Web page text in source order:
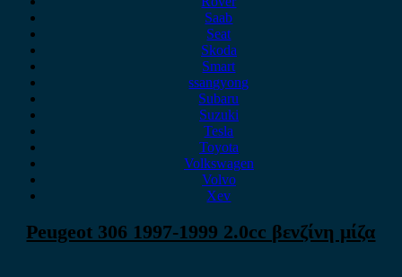
Saab
Seat
Skoda
Smart
ssangyong
Subaru
Suzuki
Tesla
Toyota
Volkswagen
Volvo
Xev
Peugeot 306 1997-1999 2.0cc βενζίνη μίζα